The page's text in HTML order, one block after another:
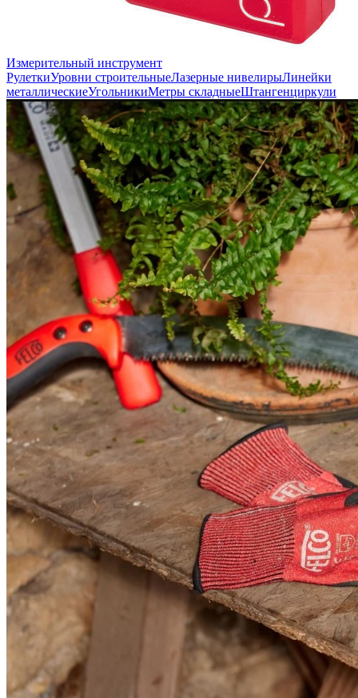
Измерительный инструмент
РулеткиУровни строительныеЛазерные нивелирыЛинейки
металлическиеУгольникиМетры складныеШтангенциркули